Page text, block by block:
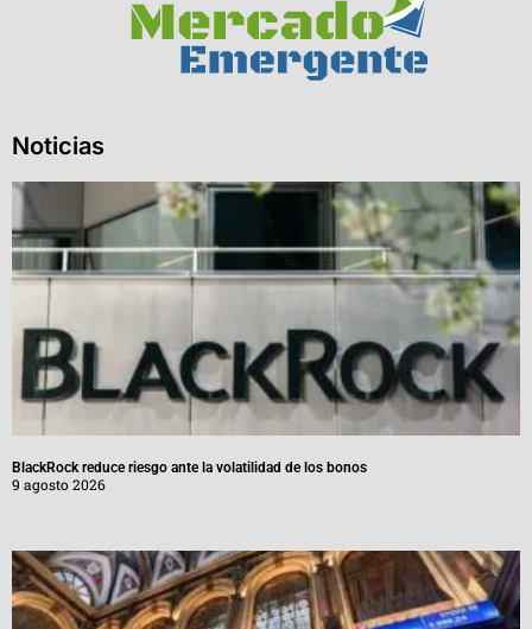
Noticias
BlackRock reduce riesgo ante la volatilidad de los bonos
9 agosto 2026